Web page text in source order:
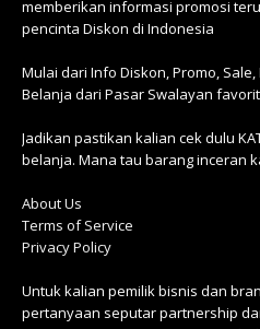
memberikan informasi promosi
pencinta Diskon di Indonesia
Mulai dari Info Diskon, Promo,
Belanja dari Pasar Swalayan
Jadikan pastikan kalian cek dulu
belanja. Mana tau barang inceran
About Us
Terms of Service
Privacy Policy
Untuk kalian pemilik bisnis dan
pertanyaan seputar partnership